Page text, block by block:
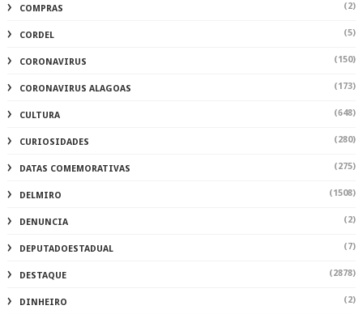
COMPRAS (2)
CORDEL (5)
CORONAVIRUS (150)
CORONAVIRUS ALAGOAS (173)
CULTURA (648)
CURIOSIDADES (280)
DATAS COMEMORATIVAS (275)
DELMIRO (1508)
DENUNCIA (2)
DEPUTADOESTADUAL (7)
DESTAQUE (2878)
DINHEIRO (2)